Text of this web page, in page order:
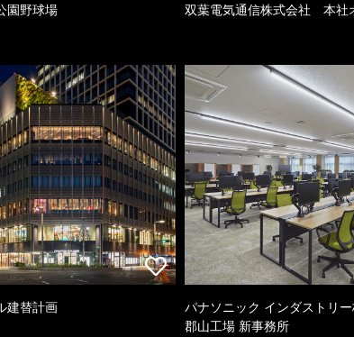
園野球場 双葉電気通信株式会社 本社
建替計画
パナソニック インダストリ
郡山工場 新事務所